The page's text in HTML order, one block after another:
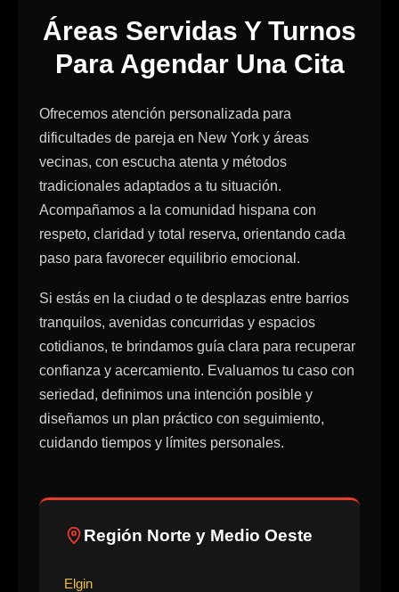
Áreas Servidas Y Turnos
Para Agendar Una Cita
Ofrecemos atención personalizada para
dificultades de pareja en New York y áreas
vecinas, con escucha atenta y métodos
tradicionales adaptados a tu situación.
Acompañamos a la comunidad hispana con
respeto, claridad y total reserva, orientando cada
paso para favorecer equilibrio emocional.
Si estás en la ciudad o te desplazas entre barrios
tranquilos, avenidas concurridas y espacios
cotidianos, te brindamos guía clara para recuperar
confianza y acercamiento. Evaluamos tu caso con
seriedad, definimos una intención posible y
diseñamos un plan práctico con seguimiento,
cuidando tiempos y límites personales.
Región Norte y Medio Oeste
Elgin